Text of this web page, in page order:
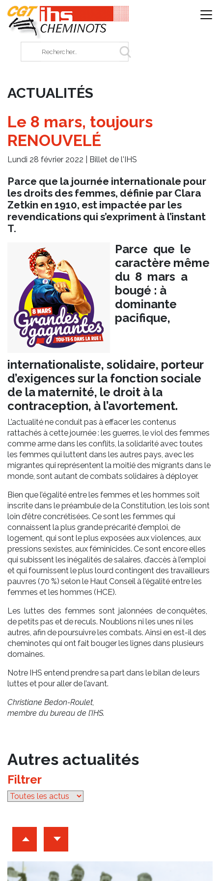
ACTUALITÉS
Le 8 mars, toujours
RENOUVELÉ
Lundi 28 février 2022 | Billet de l'IHS
Parce que la journée internationale pour
les droits des femmes, définie par Clara
Zetkin en 1910, est impactée par les
revendications qui s’expriment à l’instant
T.
Parce que le
caractère même
du 8 mars a
bougé : à
dominante
pacifique,
internationaliste, solidaire, porteur
d’exigences sur la fonction sociale
de la maternité, le droit à la
contraception, à l’avortement.
L’actualité ne conduit pas à effacer les contenus
rattachés à cette journée : les guerres, le viol des femmes
comme arme dans les conflits, la solidarité avec toutes
les femmes qui luttent dans les autres pays, avec les
migrantes qui représentent la moitié des migrants dans le
monde, sont autant de combats solidaires à déployer.
Bien que l’égalité entre les femmes et les hommes soit
inscrite dans le préambule de la Constitution, les lois sont
loin d’être concrétisées. Ce sont les femmes qui
connaissent la plus grande précarité d’emploi, de
logement, qui sont le plus exposées aux violences, aux
pressions sexistes, aux féminicides. Ce sont encore elles
qui subissent les inégalités de salaires, d’accès à l’emploi
et qui fournissent le plus lourd contingent des travailleurs
pauvres (70 %) selon le Haut Conseil à l’égalité entre les
femmes et les hommes (HCE).
Les luttes des femmes sont jalonnées de conquêtes,
de petits pas et de reculs. N’oublions ni les unes ni les
autres, afin de poursuivre les combats. Ainsi en est-il des
cheminotes qui ont fait bouger les lignes dans plusieurs
domaines.
Notre IHS entend prendre sa part dans le bilan de leurs
luttes et pour aller de l’avant.
Christiane Bedon-Roulet,
membre du bureau de l’IHS.
Autres actualités
Filtrer
Archives d'articles
Panneau de gestion des cookies